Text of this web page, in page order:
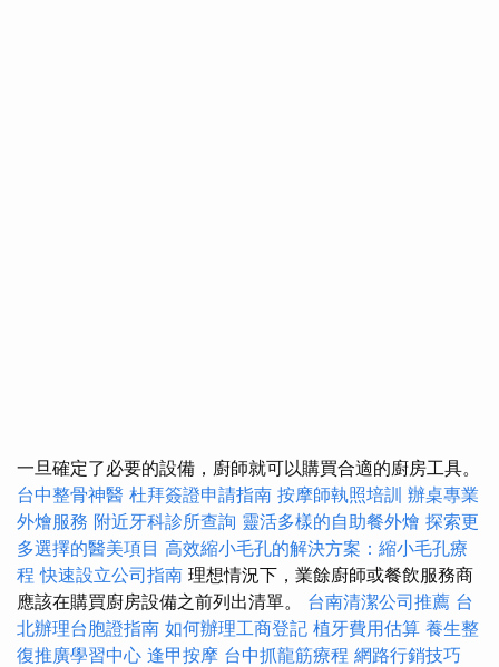
一旦確定了必要的設備，廚師就可以購買合適的廚房工具。
台中整骨神醫 杜拜簽證申請指南 按摩師執照培訓 辦桌專業
外燴服務 附近牙科診所查詢 靈活多樣的自助餐外燴 探索更
多選擇的醫美項目 高效縮小毛孔的解決方案：縮小毛孔療
程 快速設立公司指南 理想情況下，業餘廚師或餐飲服務商
應該在購買廚房設備之前列出清單。 台南清潔公司推薦 台
北辦理台胞證指南 如何辦理工商登記 植牙費用估算 養生整
復推廣學習中心 逢甲按摩 台中抓龍筋療程 網路行銷技巧